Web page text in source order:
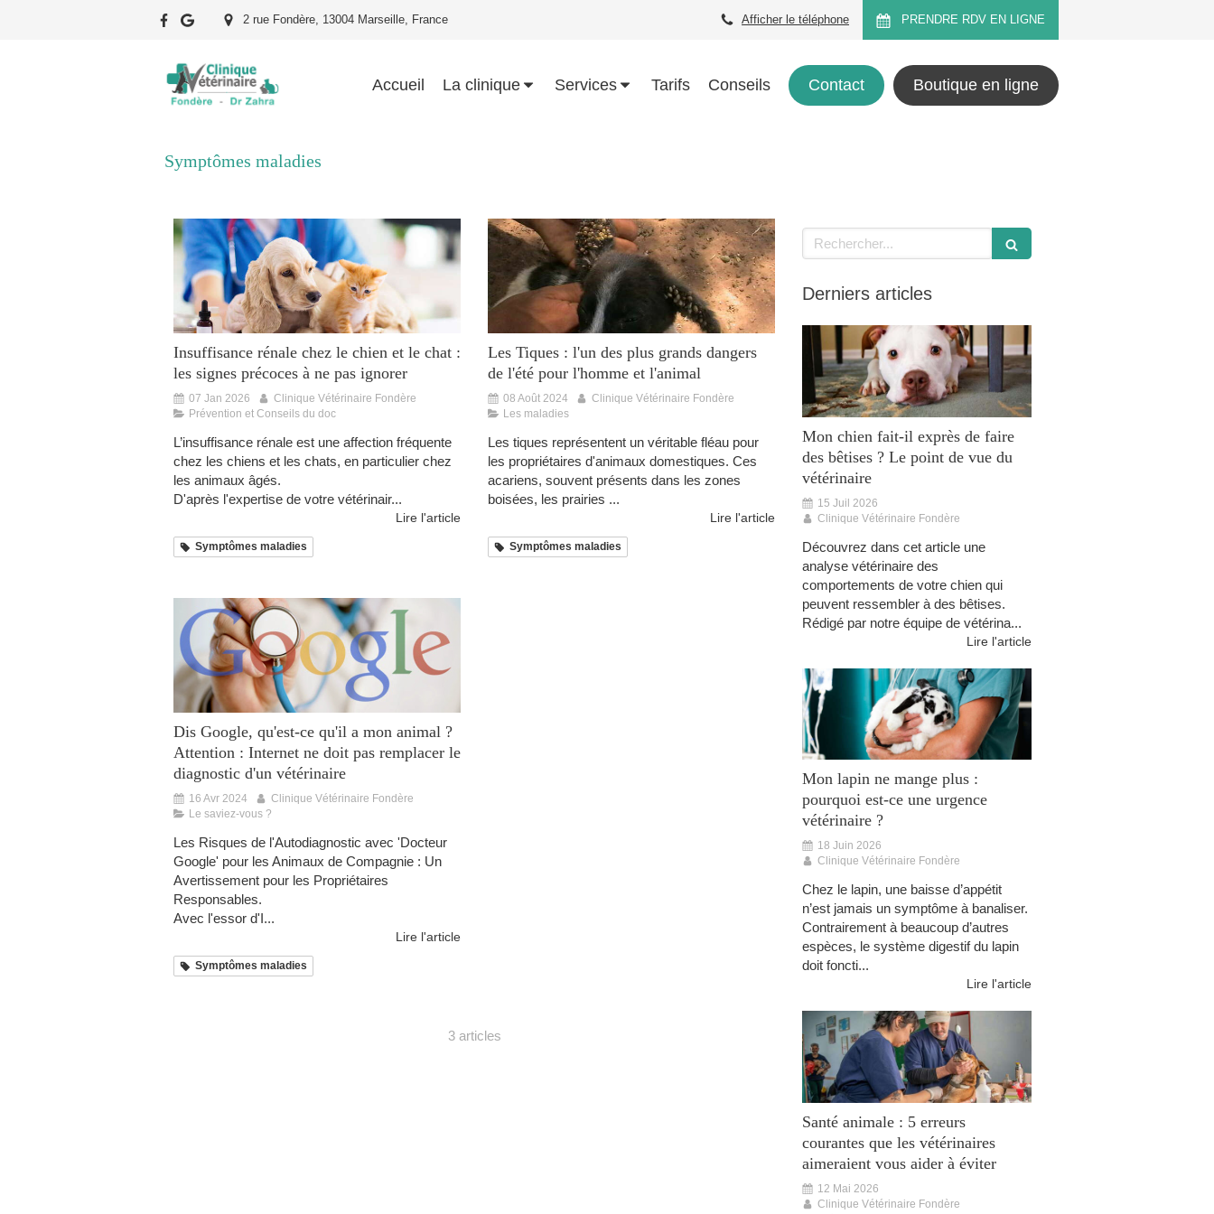
2 rue Fondère, 13004 Marseille, France PRENDRE RDV EN LIGNE
Afficher le téléphone
Accueil La clinique Services Tarifs Conseils Contact Boutique en ligne
Symptômes maladies
Insuffisance rénale chez le chien et le chat :
les signes précoces à ne pas ignorer
07 Jan 2026
Clinique Vétérinaire Fondère
Prévention et Conseils du doc
L’insuffisance rénale est une affection fréquente
chez les chiens et les chats, en particulier chez
les animaux âgés.
D'après l'expertise de votre vétérinair...
Lire l'article
Symptômes maladies
Les Tiques : l'un des plus grands dangers
de l'été pour l'homme et l'animal
08 Août 2024
Clinique Vétérinaire Fondère
Les maladies
Les tiques représentent un véritable fléau pour
les propriétaires d'animaux domestiques. Ces
acariens, souvent présents dans les zones
boisées, les prairies ...
Lire l'article
Symptômes maladies
Dis Google, qu'est-ce qu'il a mon animal ?
Attention : Internet ne doit pas remplacer le
diagnostic d'un vétérinaire
16 Avr 2024
Clinique Vétérinaire Fondère
Le saviez-vous ?
Les Risques de l'Autodiagnostic avec 'Docteur
Google' pour les Animaux de Compagnie : Un
Avertissement pour les Propriétaires
Responsables.
Avec l'essor d'I...
Lire l'article
Symptômes maladies
3 articles
Rechercher
Derniers articles
Mon chien fait-il exprès de faire
des bêtises ? Le point de vue du
vétérinaire
15 Juil 2026
Clinique Vétérinaire Fondère
Découvrez dans cet article une
analyse vétérinaire des
comportements de votre chien qui
peuvent ressembler à des bêtises.
Rédigé par notre équipe de vétérina...
Lire l'article
Mon lapin ne mange plus :
pourquoi est-ce une urgence
vétérinaire ?
18 Juin 2026
Clinique Vétérinaire Fondère
Chez le lapin, une baisse d’appétit
n’est jamais un symptôme à banaliser.
Contrairement à beaucoup d’autres
espèces, le système digestif du lapin
doit foncti...
Lire l'article
Santé animale : 5 erreurs
courantes que les vétérinaires
aimeraient vous aider à éviter
12 Mai 2026
Clinique Vétérinaire Fondère